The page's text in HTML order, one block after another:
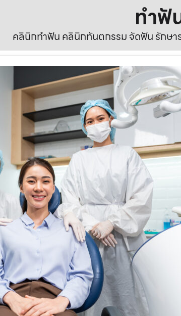
ทําฟั
คลินิกทำฟัน คลินิกทันตกรรม จัดฟัน รักษ